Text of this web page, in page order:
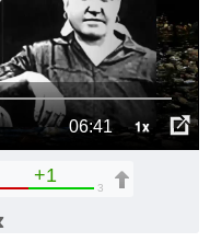
06:41 1x
+1
3